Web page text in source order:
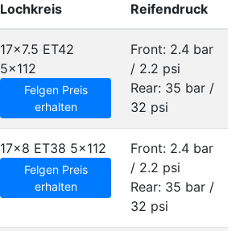
Lochkreis
Reifendruck
17x7.5 ET42
5x112
Felgen Preis
erhalten
Front: 2.4 bar
/ 2.2 psi
Rear: 35 bar /
32 psi
17x8 ET38 5x112
Felgen Preis
erhalten
Front: 2.4 bar
/ 2.2 psi
Rear: 35 bar /
32 psi